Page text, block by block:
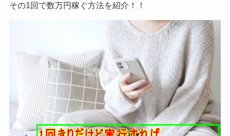
その1回で数万円稼ぐ方法を紹介！！